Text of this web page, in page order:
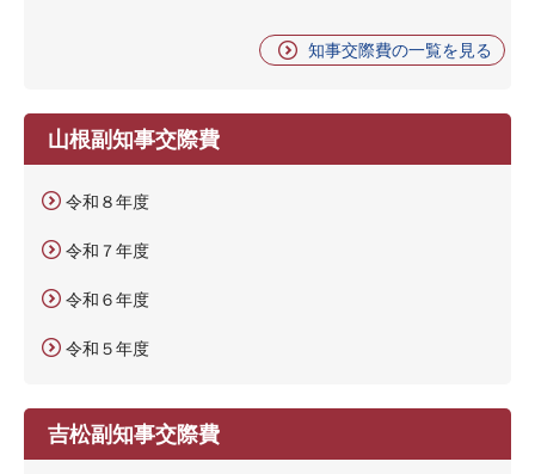
知事交際費の一覧を見る
山根副知事交際費
令和８年度
令和７年度
令和６年度
令和５年度
吉松副知事交際費